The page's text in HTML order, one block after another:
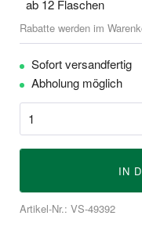
ab 12 Flaschen
Rabatte werden im
Sofort versandfertig
Abholung möglich
IN
Artikel-Nr.: VS-49392